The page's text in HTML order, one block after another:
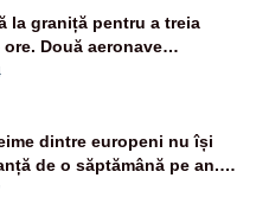
la graniță pentru a treia
Două aeronave
au fost ridicate de la
dintre europeni nu își
de o săptămână pe an.
loc în UE